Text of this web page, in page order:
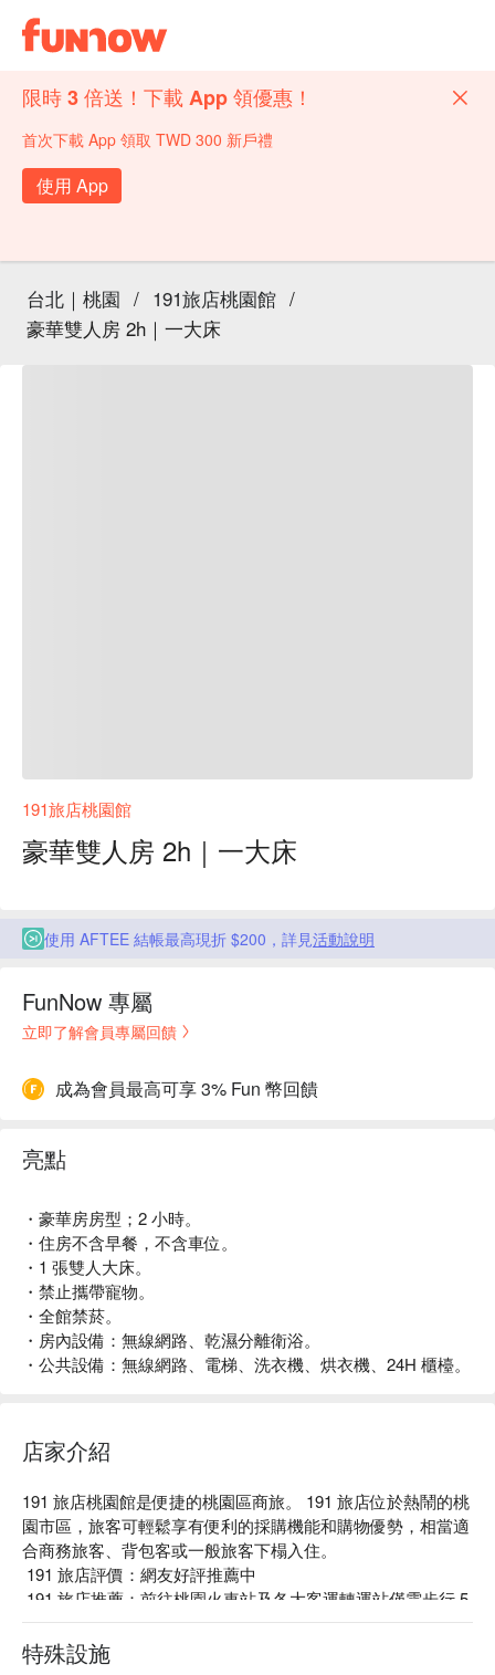
限時 3 倍送！下載 App 領優惠！
首次下載 App 領取 TWD 300 新戶禮
使用 App
台北｜桃園 / 191旅店桃園館 /
豪華雙人房 2h｜一大床
191旅店桃園館
豪華雙人房 2h｜一大床
使用 AFTEE 結帳最高現折 $200，詳見活動說明
FunNow 專屬
立即了解會員專屬回饋
成為會員最高可享 3% Fun 幣回饋
亮點
・豪華房房型；2 小時。
・住房不含早餐，不含車位。
・1 張雙人大床。
・禁止攜帶寵物。
・全館禁菸。
・房內設備：無線網路、乾濕分離衛浴。
・公共設備：無線網路、電梯、洗衣機、烘衣機、24H 櫃檯。
店家介紹
191 旅店桃園館是便捷的桃園區商旅。 191 旅店位於熱鬧的桃
園市區，旅客可輕鬆享有便利的採購機能和購物優勢，相當適
合商務旅客、背包客或一般旅客下榻入住。
分鐘。提供多間高雅簡易的套房房型，含有特殊風格的獨特壁
紙， 搭配輕甜的繽紛色彩和高雅的家具設備，打造出溫馨舒
特殊設施